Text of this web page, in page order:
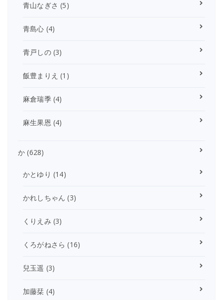
青山なぎさ (5)
青島心 (4)
青戸しの(3)
飯豊まりえ (1)
麻倉瑞季(4)
麻生果恩 (4)
か (628)
かとゆり (14)
かれしちゃん (3)
くりえみ (3)
くろがねさら (16)
兒玉遥 (3)
加藤栞 (4)